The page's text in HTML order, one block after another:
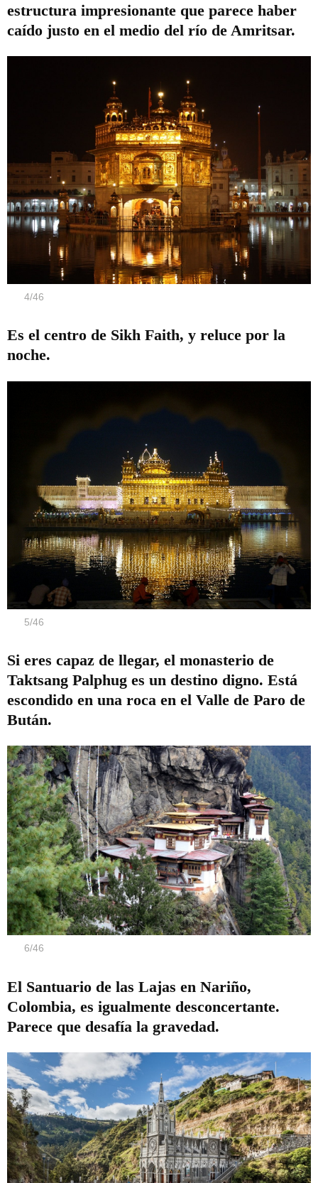
estructura impresionante que parece haber
caído justo en el medio del río de Amritsar.
4/46
Es el centro de Sikh Faith, y reluce por la
noche.
5/46
Si eres capaz de llegar, el monasterio de
Taktsang Palphug es un destino digno. Está
escondido en una roca en el Valle de Paro de
Bután.
6/46
El Santuario de las Lajas en Nariño,
Colombia, es igualmente desconcertante.
Parece que desafía la gravedad.